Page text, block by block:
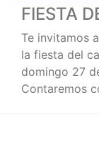
FIESTA
Te invitamos
la fiesta del
domingo 27
Contaremos